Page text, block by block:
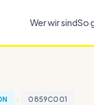
Wer wir sindSo
0859C001